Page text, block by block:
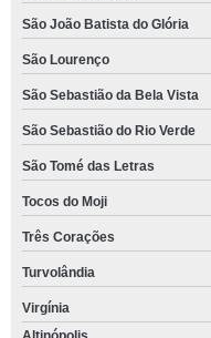
São João Batista do Glória
São Lourenço
São Sebastião da Bela Vista
São Sebastião do Rio Verde
São Tomé das Letras
Tocos do Moji
Três Corações
Turvolândia
Virgínia